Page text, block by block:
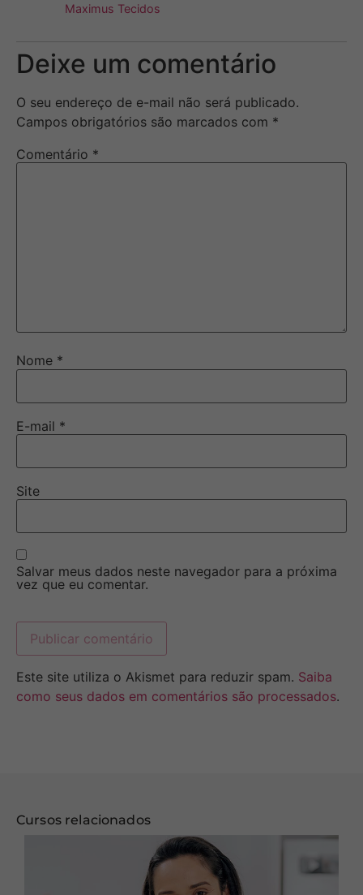
Maximus Tecidos
Deixe um comentário
O seu endereço de e-mail não será publicado.
Campos obrigatórios são marcados com *
Comentário *
Nome *
E-mail *
Site
Salvar meus dados neste navegador para a próxima
vez que eu comentar.
Este site utiliza o Akismet para reduzir spam. Saiba
como seus dados em comentários são processados.
Cursos relacionados